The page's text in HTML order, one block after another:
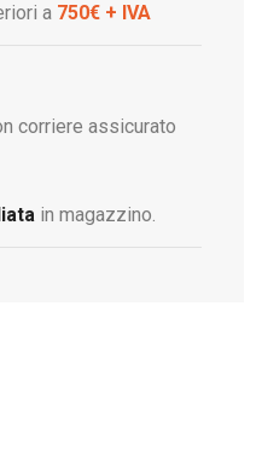
a 750€ + IVA
corriere assicurato
in magazzino.